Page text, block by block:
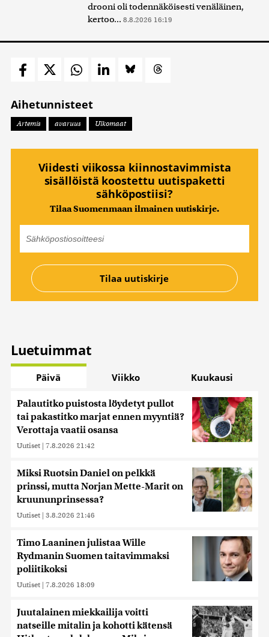
drooni oli todennäköisesti venäläinen,
kertoo... 8.8.2026 16:19
Aihetunnisteet
Artemis avaruus Ulkomaat
Viidesti viikossa kiinnostavimmista
sisällöistä koostettu uutispaketti
sähköpostiisi?
Tilaa Suomenmaan ilmainen uutiskirje.
Luetuimmat
Päivä Viikko Kuukausi
Palautitko puistosta löydetyt pullot
tai pakastitko marjat ennen myyntiä?
Verottaja vaatii osansa
Uutiset | 7.8.2026 21:42
Miksi Ruotsin Daniel on pelkkä
prinssi, mutta Norjan Mette-Marit on
kruununprinsessa?
Uutiset | 3.8.2026 21:46
Timo Laaninen julistaa Wille
Rydmanin Suomen taitavimmaksi
poliitikoksi
Uutiset | 7.8.2026 18:09
Juutalainen miekkailija voitti
natseille mitalin ja kohotti kätensä